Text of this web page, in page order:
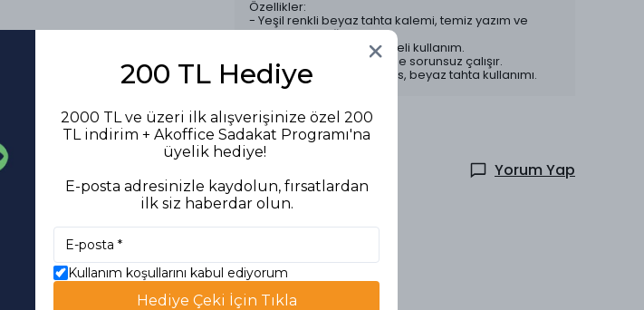
Özellikler:
- Yeşil renkli beyaz tahta kalemi, temiz yazım ve
kolay silme sağlar.
- Dayanıklı uç ve uzun süreli kullanım.
- Beyaz tahta yüzeylerinde sorunsuz çalışır.
Kullanım Alanları: Okul, ofis, beyaz tahta kullanımı.
Yorum Yap
200 TL Hediye
2000 TL ve üzeri ilk alışverişinize özel 200
TL indirim + Akoffice Sadakat Programı'na
üyelik hediye!
E-posta adresinizle kaydolun, fırsatlardan
ilk siz haberdar olun.
Kullanım koşullarını kabul ediyorum
Hediye Çeki İçin Tıkla